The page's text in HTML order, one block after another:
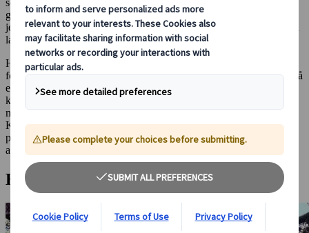
gerne vil besøge Kokura borg eller prøve en af Japans få monorail-
jernbaner. Hvert år åbnes dørene for et særligt smukt sted i regionen
langt inde i bjergene sydvest for Kawachi vandreservoiret.
Haven med blåregn i Kawachi er privatejet og ligger afsides. Det
forhindrer dog ikke folk i at besøge haven i stort tal, hvert år for at få
et glimt af noget, der er endnu mere sjældent og flygtigt end
kirsebærblomsterne, som landet ellers er så berømt for. Der er ikke
mange steder i landet, der er bedre egnet til en romantisk gåtur end
Kawachi Fujien-haven i fuldt flor. Selvom det er lidt vanskeligt at
planlægge, hvornår den bedste dag er at besøge, er der flere måder
at planlægge korrekt på og sørge for en uforglemmelig oplevelse.
Hvad kan du se?